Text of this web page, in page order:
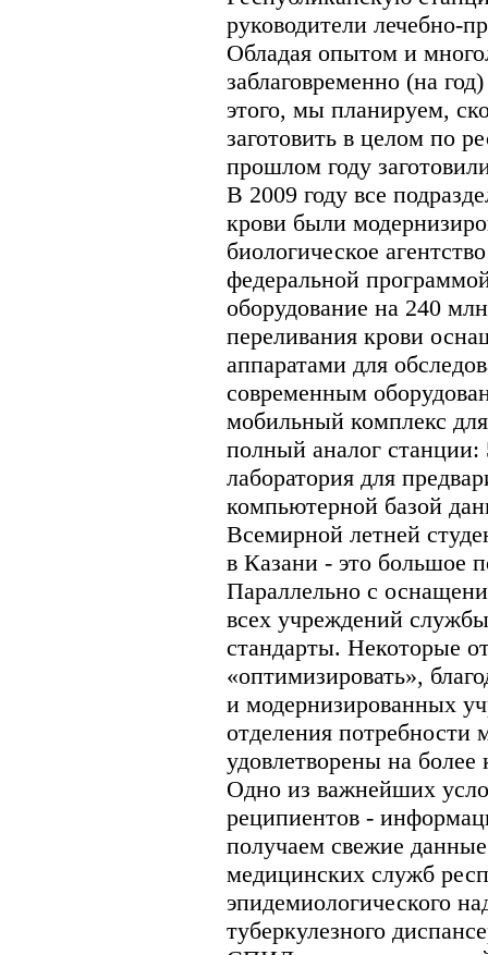
руководители лечебно-
Обладая опытом и
заблаговременно (на
этого, мы планируем,
заготовить в целом по
прошлом году
В 2009 году все
крови были
биологическое
федеральной
оборудование на 240
переливания крови
аппаратами для
современным
мобильный комплекс
полный аналог станции:
лаборатория для
компьютерной базой
Всемирной летней
в Казани - это большое
Параллельно с
всех учреждений
стандарты. Некоторые
«оптимизировать»,
и модернизированных
отделения потребности
удовлетворены на более
Одно из важнейших
реципиентов -
получаем свежие
медицинских служб
эпидемиологического
туберкулезного